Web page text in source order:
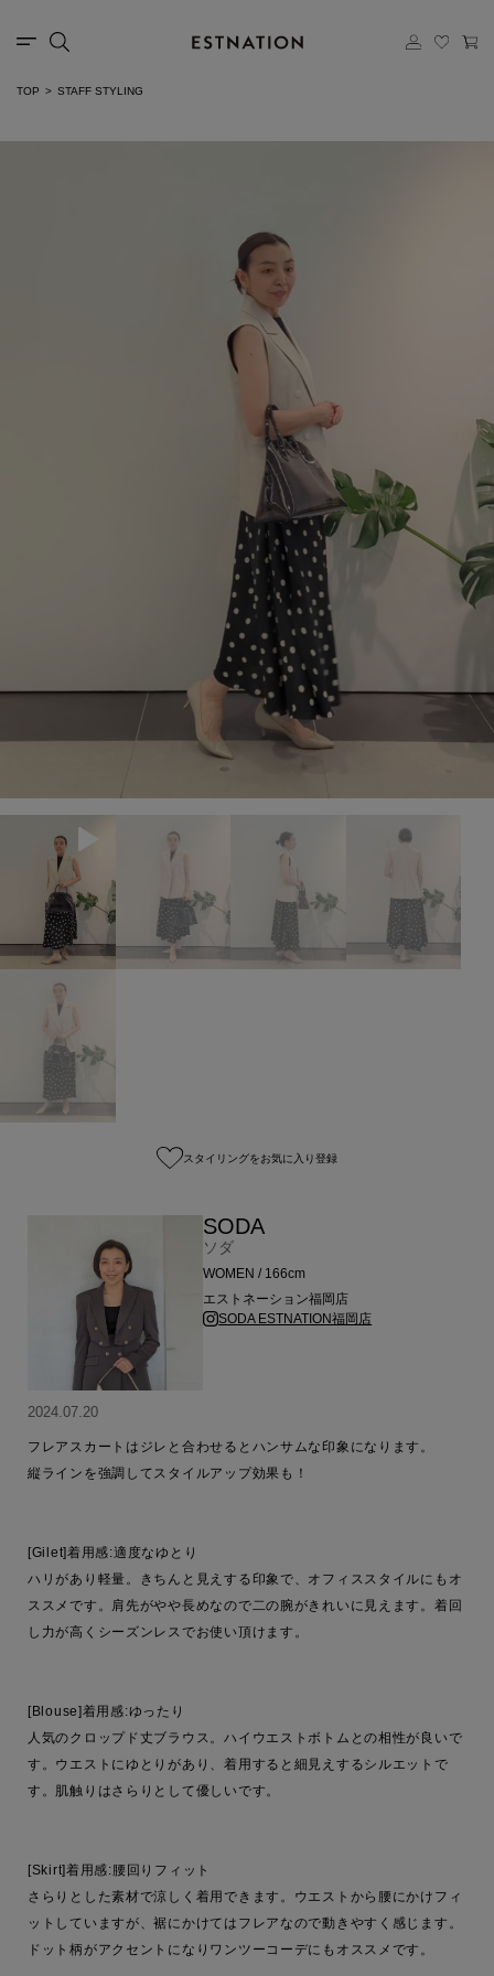
TOP STAFF STYLING
スタイリングをお気に入り登録
SODA
ソダ
WOMEN / 166cm
エストネーション福岡店
SODA ESTNATION福岡店
2024.07.20
フレアスカートはジレと合わせるとハンサムな印象になります。
縦ラインを強調してスタイルアップ効果も！
[Gilet]着用感:適度なゆとり
ハリがあり軽量。きちんと見えする印象で、オフィススタイルにもオ
ススメです。肩先がやや長めなので二の腕がきれいに見えます。着回
し力が高くシーズンレスでお使い頂けます。
[Blouse]着用感:ゆったり
人気のクロップド丈ブラウス。ハイウエストボトムとの相性が良いで
す。ウエストにゆとりがあり、着用すると細見えするシルエットで
す。肌触りはさらりとして優しいです。
[Skirt]着用感:腰回りフィット
さらりとした素材で涼しく着用できます。ウエストから腰にかけフィ
ットしていますが、裾にかけてはフレアなので動きやすく感じます。
ドット柄がアクセントになりワンツーコーデにもオススメです。